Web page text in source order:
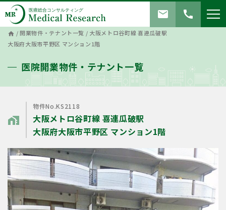
call
mail
home /開業物件・テナント一覧 / 大阪メトロ谷町線 喜連瓜破駅
大阪府大阪市平野区 マンション1階
医院開業物件・テナント一覧
home_work
物件No.KS2118
大阪メトロ谷町線 喜連瓜破駅
大阪府大阪市平野区 マンション1階